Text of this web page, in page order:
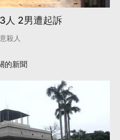
人 2男遭起訴
殺人
的新聞